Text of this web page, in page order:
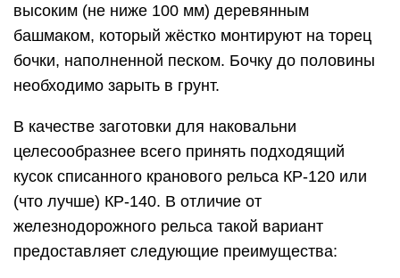
высоким (не ниже 100 мм) деревянным
башмаком, который жёстко монтируют на торец
бочки, наполненной песком. Бочку до половины
необходимо зарыть в грунт.
В качестве заготовки для наковальни
целесообразнее всего принять подходящий
кусок списанного кранового рельса КР-120 или
(что лучше) КР-140. В отличие от
железнодорожного рельса такой вариант
предоставляет следующие преимущества: